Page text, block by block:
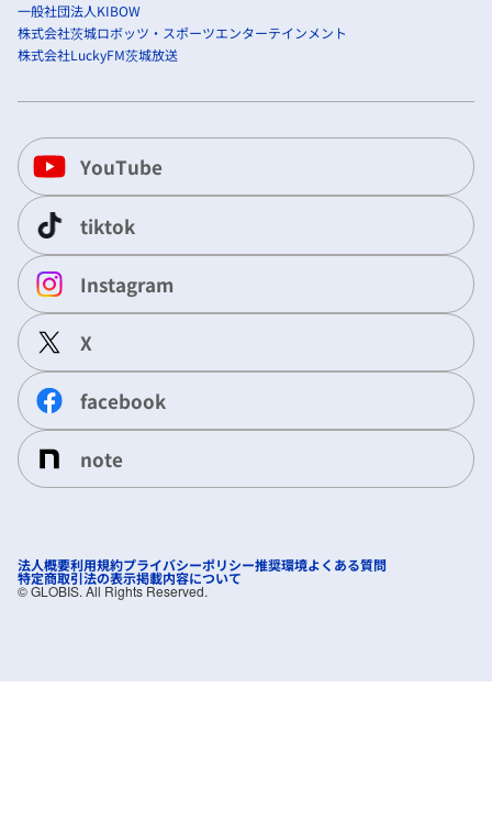
一般社団法人KIBOW
株式会社茨城ロボッツ・スポーツエンターテインメント
株式会社LuckyFM茨城放送
YouTube
tiktok
Instagram
X
facebook
note
法人概要利用規約プライバシーポリシー推奨環境よくある質問
特定商取引法の表示掲載内容について
©︎ GLOBIS. All Rights Reserved.